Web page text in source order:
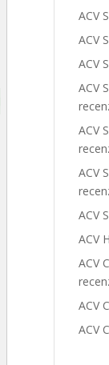
ACV
ACV
ACV
ACV
ACV
ACV
ACV
ACV
ACV
ACV
ACV